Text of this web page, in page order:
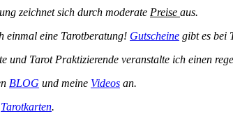
zeichnet sich durch moderate Preise aus.
einmal eine Tarotberatung! Gutscheine gibt es bei
und Tarot Praktizierende veranstalte ich einen
BLOG und meine Videos an.
Tarotkarten.